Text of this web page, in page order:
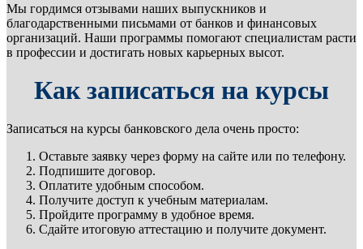
Мы гордимся отзывами наших выпускников и
благодарственными письмами от банков и финансовых
организаций. Наши программы помогают специалистам расти
в профессии и достигать новых карьерных высот.
Как записаться на курсы
Записаться на курсы банковского дела очень просто:
Оставьте заявку через форму на сайте или по телефону.
Подпишите договор.
Оплатите удобным способом.
Получите доступ к учебным материалам.
Пройдите программу в удобное время.
Сдайте итоговую аттестацию и получите документ.